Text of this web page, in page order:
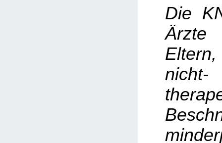
Die
nicht-